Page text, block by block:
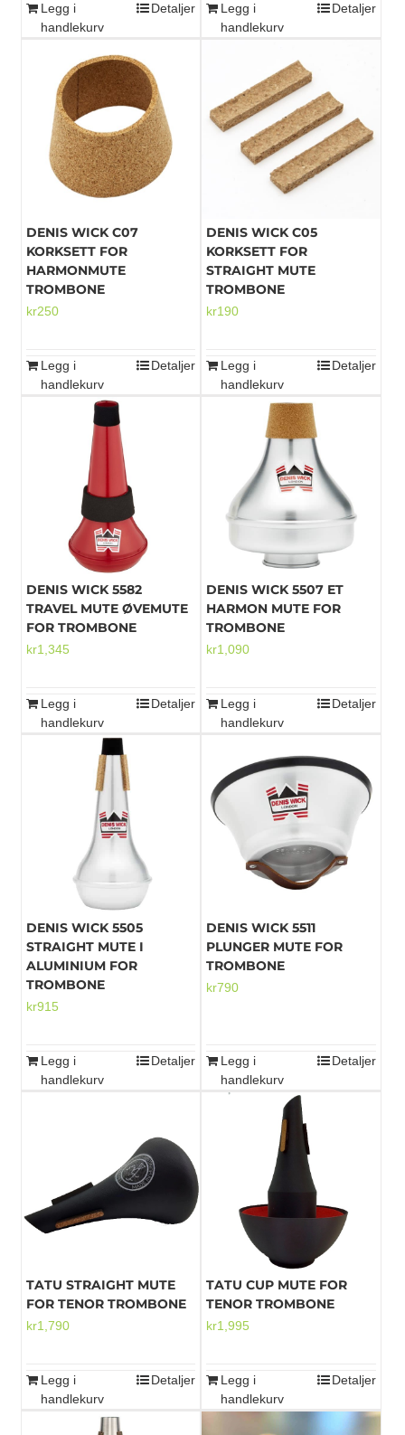
Legg i
handlekurv
Detaljer
Legg i
handlekurv
Detaljer
DENIS WICK C07
KORKSETT FOR
HARMONMUTE
TROMBONE
kr250
Legg i
handlekurv
Detaljer
DENIS WICK C05
KORKSETT FOR
STRAIGHT MUTE
TROMBONE
kr190
Legg i
handlekurv
Detaljer
DENIS WICK 5582
TRAVEL MUTE ØVEMUTE
FOR TROMBONE
kr1,345
Legg i
handlekurv
Detaljer
DENIS WICK 5507 ET
HARMON MUTE FOR
TROMBONE
kr1,090
Legg i
handlekurv
Detaljer
DENIS WICK 5505
STRAIGHT MUTE I
ALUMINIUM FOR
TROMBONE
kr915
Legg i
handlekurv
Detaljer
DENIS WICK 5511
PLUNGER MUTE FOR
TROMBONE
kr790
Legg i
handlekurv
Detaljer
TATU STRAIGHT MUTE
FOR TENOR TROMBONE
kr1,790
Legg i
handlekurv
Detaljer
TATU CUP MUTE FOR
TENOR TROMBONE
kr1,995
Legg i
handlekurv
Detaljer